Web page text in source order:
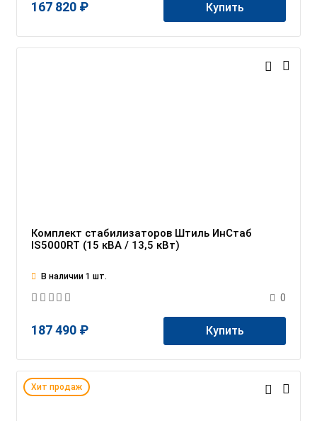
167 820 ₽ Купить
Комплект стабилизаторов Штиль ИнСтаб
IS5000RT (15 кВА / 13,5 кВт)
В наличии 1 шт.
0
187 490 ₽ Купить
Хит продаж